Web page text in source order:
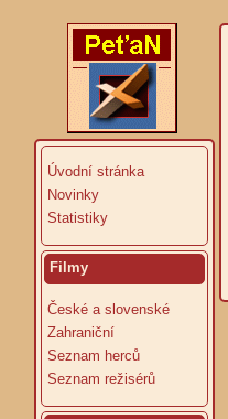
Úvodní stránka
Novinky
Statistiky
Filmy
České a slovenské
Zahraniční
Seznam herců
Seznam režisérů